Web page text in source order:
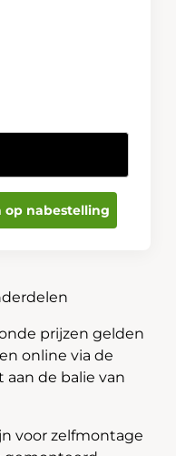
op nabestelling
prijzen gelden
online via de
de balie van
voor zelfmontage